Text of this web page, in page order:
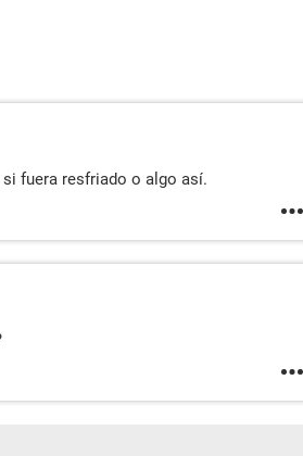
fuera resfriado o algo así.